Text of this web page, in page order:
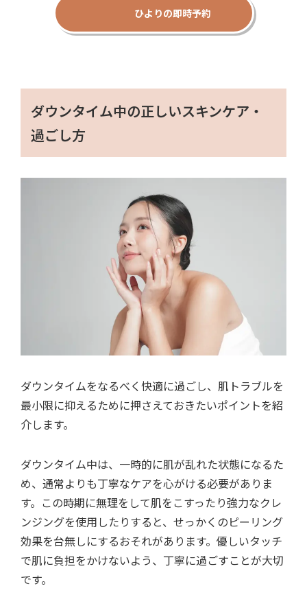
ひよりの即時予約
ダウンタイム中の正しいスキンケア・
過ごし方
ダウンタイムをなるべく快適に過ごし、肌トラブルを
最小限に抑えるために押さえておきたいポイントを紹
介します。
ダウンタイム中は、一時的に肌が乱れた状態になるた
め、通常よりも丁寧なケアを心がける必要がありま
す。この時期に無理をして肌をこすったり強力なクレ
ンジングを使用したりすると、せっかくのピーリング
効果を台無しにするおそれがあります。優しいタッチ
で肌に負担をかけないよう、丁寧に過ごすことが大切
です。